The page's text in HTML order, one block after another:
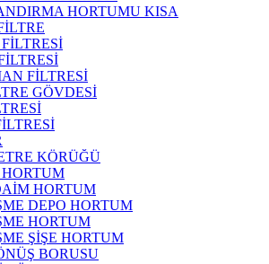
HORTUMU KISA
FİLTRESİ
GÖVDESİ
KÖRÜĞÜ
HORTUM
DEPO HORTUM
HORTUM
ŞİŞE HORTUM
BORUSU